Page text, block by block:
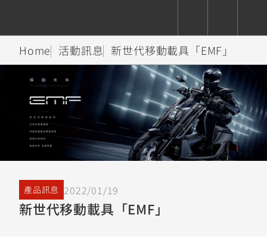
依排氣量
Super
Sport
Hyper
Naked
Sport
Heritage
YZF-R9
550+
YZF-R7
MT-
09
AMT
550+
MT-
09
XSR
700
依排氣量
Premium Sport FashionAdventureFamily
TMAX
550+
XMAX
CYGNUS
XR
Limi
125
Vinoora
BW'S
125
AXIS
Z /
CUXiE
追蹤愛車
我的愛車 瀏覽紀錄
Home 活動訊息 新世代移動載具「EMF」
產品訊息 2022/01/19
新世代移動載具「EMF」